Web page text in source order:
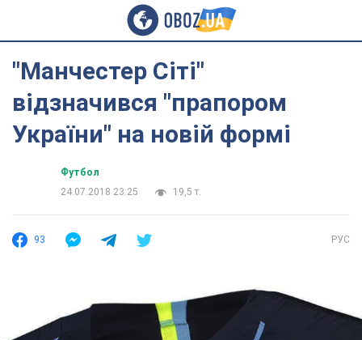
"Манчестер Сіті"
відзначився "прапором
України" на новій формі
Футбол
24.07.2018 23:25
19,5 т.
93 РУС